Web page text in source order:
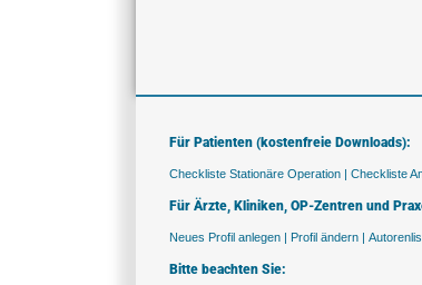
Für Patienten (kostenfreie Downloads):
Checkliste Stationäre Operation | Checkliste
Für Ärzte, Kliniken, OP-Zentren und
Neues Profil anlegen | Profil ändern |
Bitte beachten Sie: